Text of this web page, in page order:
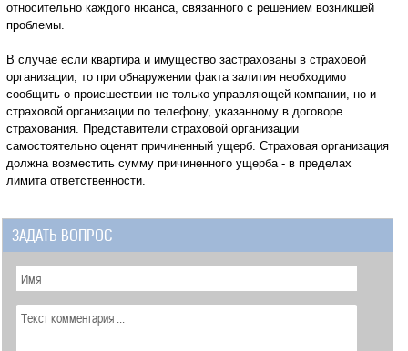
относительно каждого нюанса, связанного с решением возникшей
проблемы.
В случае если квартира и имущество застрахованы в страховой
организации, то при обнаружении факта залития необходимо
сообщить о происшествии не только управляющей компании, но и
страховой организации по телефону, указанному в договоре
страхования. Представители страховой организации
самостоятельно оценят причиненный ущерб. Страховая организация
должна возместить сумму причиненного ущерба - в пределах
лимита ответственности.
ЗАДАТЬ ВОПРОС